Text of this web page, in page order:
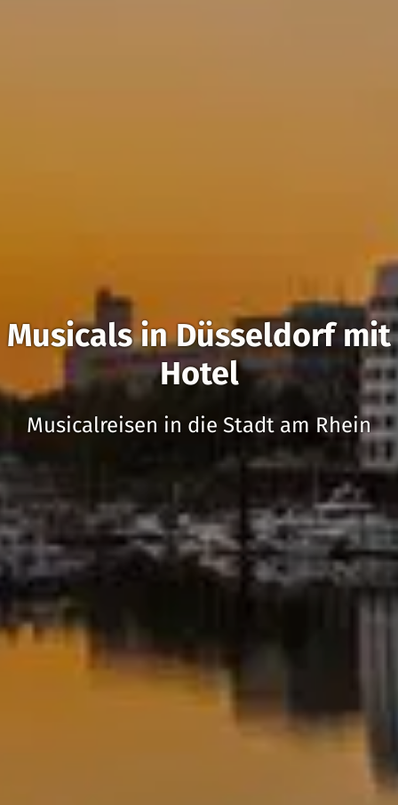
Musicals in Düsseldorf mit
Hotel
Musicalreisen in die Stadt am Rhein